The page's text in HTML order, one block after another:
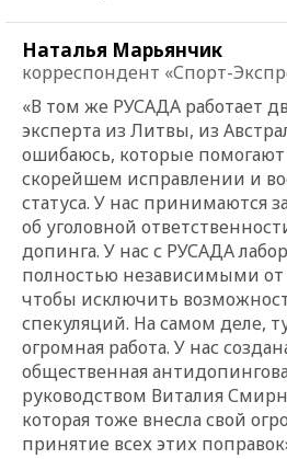
Наталья Марьянчик
корреспондент «Спорт-
«В том же РУСАДА работает
эксперта из Литвы, из
ошибаюсь, которые
скорейшем исправлении и
статуса. У нас принимаются
об уголовной
допинга. У нас с РУСАДА
полностью независимыми от
чтобы исключить
спекуляций. На самом деле,
огромная работа. У нас
общественная
руководством Виталия
которая тоже внесла свой
принятие всех этих